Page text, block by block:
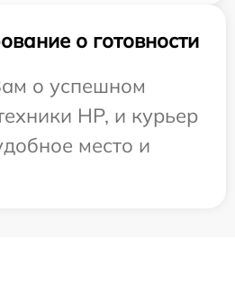
о готовности
о успешном
HP, и курьер
место и